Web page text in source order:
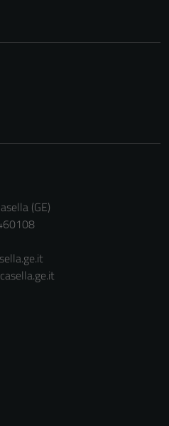
(GE)
sono
impostati da
servizi esterni
(si veda la